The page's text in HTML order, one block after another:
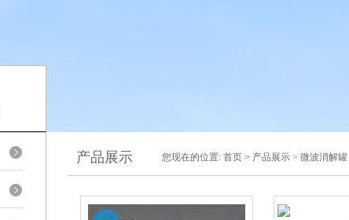
产品展示 您现在的位置: 首页 > 产品展示 > 微波消解罐